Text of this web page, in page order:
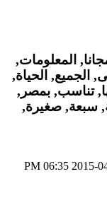
06:35 PM